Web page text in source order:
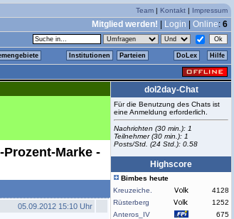
Team | Kontakt | Impressum
Mitglied werden! Login Online: 6
Institutionen Parteien DoLex Hilfe
Marke -
05.09.2012 15:10 Uhr
dol2day-Chat
Für die Benutzung des Chats ist
eine Anmeldung erforderlich.
Nachrichten (30 min.): 1
Teilnehmer (30 min.): 1
Posts/Std. (24 Std.): 0.58
Highscore
Bimbes heute
Kreuzeiche.
4128
Rüsterberg
1252
Anteros_IV
675